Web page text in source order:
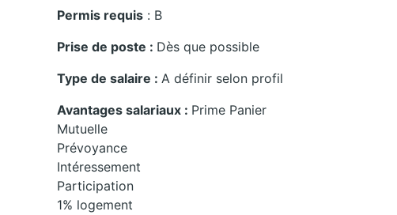
Permis requis : B
Prise de poste : Dès que possible
Type de salaire : A définir selon profil
Avantages salariaux : Prime Panier
Mutuelle
Prévoyance
Intéressement
Participation
1% logement